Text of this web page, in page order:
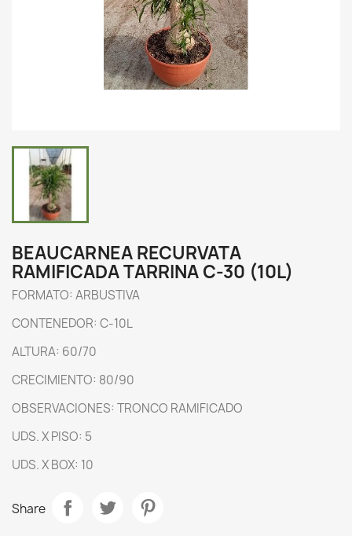
BEAUCARNEA RECURVATA
RAMIFICADA TARRINA C-30 (10L)
FORMATO: ARBUSTIVA
CONTENEDOR: C-10L
ALTURA: 60/70
CRECIMIENTO: 80/90
OBSERVACIONES: TRONCO RAMIFICADO
UDS. X PISO: 5
UDS. X BOX: 10
Share